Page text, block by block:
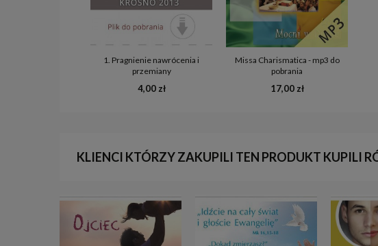
1. Pragnienie nawrócenia i
przemiany
4,00 zł
Missa Charismatica - mp3 do
pobrania
17,00 zł
KLIENCI KTÓRZY ZAKUPILI TEN PRODUKT KUPILI